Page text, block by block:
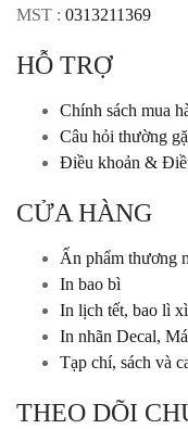
MST : 0313211369
HỖ TRỢ
Chính sách mua
Câu hỏi thường
Điều khoản &
CỬA HÀNG
Ấn phẩm thương
In bao bì
In lịch tết, bao lì xì
In nhãn Decal,
Tạp chí, sách và
THEO DÕI